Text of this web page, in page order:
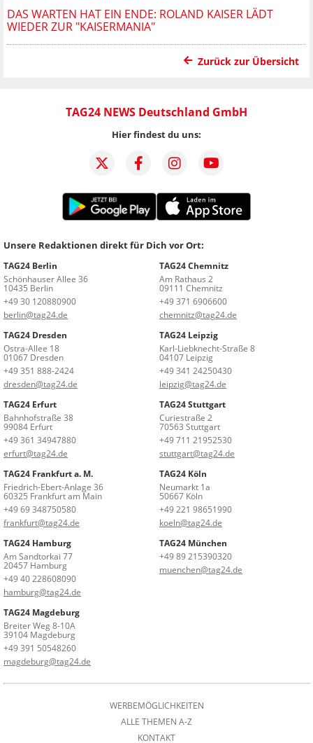
DAS WARTEN HAT EIN ENDE: ROLAND KAISER LÄDT
WIEDER ZUR "KAISERMANIA"
Zurück zur Übersicht
TAG24 NEWS Deutschland GmbH
Hier findest du uns:
Unsere Redaktionen direkt für Dich vor Ort:
TAG24 Berlin
Schönhauser Allee 36
10435 Berlin
+49 30 120880900
berlin@tag24.de
TAG24 Chemnitz
Am Rathaus 2
09111 Chemnitz
+49 371 6906600
chemnitz@tag24.de
TAG24 Dresden
Ostra-Allee 18
01067 Dresden
+49 351 888-2424
dresden@tag24.de
TAG24 Leipzig
Karl-Liebknecht-Straße 8
04107 Leipzig
+49 341 24250430
leipzig@tag24.de
TAG24 Erfurt
Bahnhofstraße 38
99084 Erfurt
+49 361 34947880
erfurt@tag24.de
TAG24 Stuttgart
Curiestraße 2
70563 Stuttgart
+49 711 21952530
stuttgart@tag24.de
TAG24 Frankfurt a. M.
Friedrich-Ebert-Anlage 36
60325 Frankfurt am Main
+49 69 348750580
frankfurt@tag24.de
TAG24 Köln
Neumarkt 1a
50667 Köln
+49 221 98651990
koeln@tag24.de
TAG24 Hamburg
Am Sandtorkai 77
20457 Hamburg
+49 40 228608090
hamburg@tag24.de
TAG24 München
+49 89 215390320
muenchen@tag24.de
TAG24 Magdeburg
Breiter Weg 8-10A
39104 Magdeburg
+49 391 50548260
magdeburg@tag24.de
WERBEMÖGLICHKEITEN
ALLE THEMEN A-Z
KONTAKT